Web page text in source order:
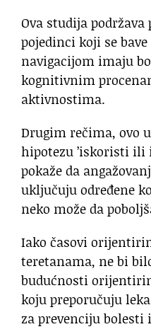
Ova studija
pojedinci koji se
navigacijom imaju
kognitivnim
aktivnostima.
Drugim rečima, ovo
hipotezu ’iskoristi ili
pokaže da
uključuju određene
neko može da
Iako časovi
teretanama, ne bi
budućnosti
koju preporučuju
za prevenciju bolesti